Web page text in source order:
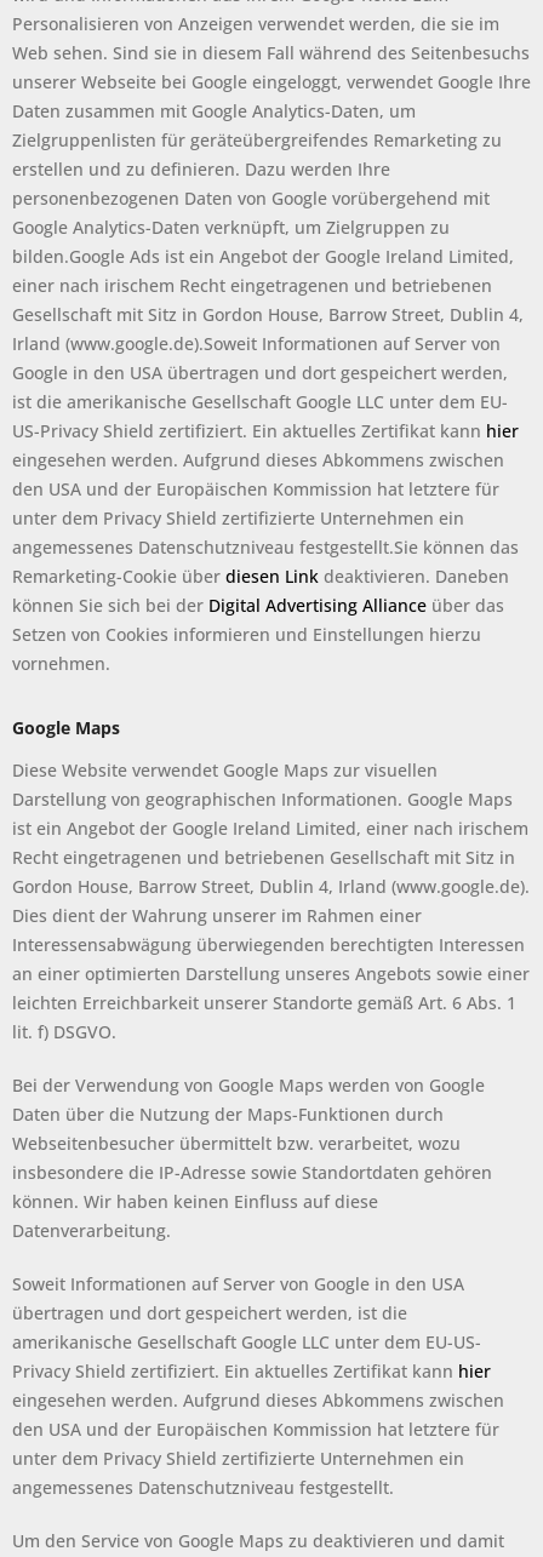
Personalisieren von Anzeigen verwendet werden, die sie im
Web sehen. Sind sie in diesem Fall während des Seitenbesuchs
unserer Webseite bei Google eingeloggt, verwendet Google Ihre
Daten zusammen mit Google Analytics-Daten, um
Zielgruppenlisten für geräteübergreifendes Remarketing zu
erstellen und zu definieren. Dazu werden Ihre
personenbezogenen Daten von Google vorübergehend mit
Google Analytics-Daten verknüpft, um Zielgruppen zu
bilden.Google Ads ist ein Angebot der Google Ireland Limited,
einer nach irischem Recht eingetragenen und betriebenen
Gesellschaft mit Sitz in Gordon House, Barrow Street, Dublin 4,
Irland (www.google.de).Soweit Informationen auf Server von
Google in den USA übertragen und dort gespeichert werden,
ist die amerikanische Gesellschaft Google LLC unter dem EU-
US-Privacy Shield zertifiziert. Ein aktuelles Zertifikat kann hier
eingesehen werden. Aufgrund dieses Abkommens zwischen
den USA und der Europäischen Kommission hat letztere für
unter dem Privacy Shield zertifizierte Unternehmen ein
angemessenes Datenschutzniveau festgestellt.Sie können das
Remarketing-Cookie über diesen Link deaktivieren. Daneben
können Sie sich bei der Digital Advertising Alliance über das
Setzen von Cookies informieren und Einstellungen hierzu
vornehmen.
Google Maps
Diese Website verwendet Google Maps zur visuellen
Darstellung von geographischen Informationen. Google Maps
ist ein Angebot der Google Ireland Limited, einer nach irischem
Recht eingetragenen und betriebenen Gesellschaft mit Sitz in
Gordon House, Barrow Street, Dublin 4, Irland (www.google.de).
Dies dient der Wahrung unserer im Rahmen einer
Interessensabwägung überwiegenden berechtigten Interessen
an einer optimierten Darstellung unseres Angebots sowie einer
leichten Erreichbarkeit unserer Standorte gemäß Art. 6 Abs. 1
lit. f) DSGVO.
Bei der Verwendung von Google Maps werden von Google
Daten über die Nutzung der Maps-Funktionen durch
Webseitenbesucher übermittelt bzw. verarbeitet, wozu
insbesondere die IP-Adresse sowie Standortdaten gehören
können. Wir haben keinen Einfluss auf diese
Datenverarbeitung.
Soweit Informationen auf Server von Google in den USA
übertragen und dort gespeichert werden, ist die
amerikanische Gesellschaft Google LLC unter dem EU-US-
Privacy Shield zertifiziert. Ein aktuelles Zertifikat kann hier
eingesehen werden. Aufgrund dieses Abkommens zwischen
den USA und der Europäischen Kommission hat letztere für
unter dem Privacy Shield zertifizierte Unternehmen ein
angemessenes Datenschutzniveau festgestellt.
Um den Service von Google Maps zu deaktivieren und damit